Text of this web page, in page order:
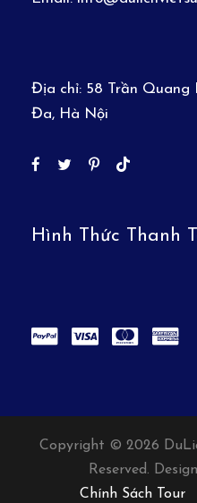
Địa chỉ: 58 Trần Quang
Đa, Hà Nội
Hình Thức Thanh
Copyright © 2026
Reserved.
Chính Sách Tour